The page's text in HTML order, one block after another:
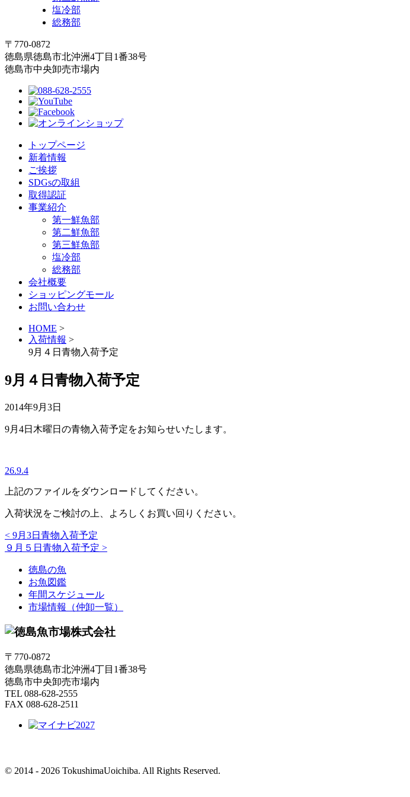
塩冷部
総務部
〒770-0872
徳島県徳島市北沖洲4丁目1番38号
徳島市中央卸売市場内
トップページ
新着情報
ご挨拶
SDGsの取組
取得認証
事業紹介
第一鮮魚部
第二鮮魚部
第三鮮魚部
塩冷部
総務部
会社概要
ショッピングモール
お問い合わせ
HOME >
入荷情報 >
9月４日青物入荷予定
9月４日青物入荷予定
2014年9月3日
9月4日木曜日の青物入荷予定をお知らせいたします。
26.9.4
上記のファイルをダウンロードしてください。
入荷状況をご検討の上、よろしくお買い回りください。
< 9月3日青物入荷予定
９月５日青物入荷予定 >
徳島の魚
お魚図鑑
年間スケジュール
市場情報（仲卸一覧）
〒770-0872
徳島県徳島市北沖洲4丁目1番38号
徳島市中央卸売市場内
TEL 088-628-2555
FAX 088-628-2511
© 2014 - 2026 TokushimaUoichiba. All Rights Reserved.